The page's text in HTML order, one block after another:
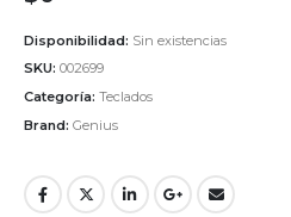
Disponibilidad: Sin existencias
SKU: 002699
Categoría: Teclados
Brand: Genius